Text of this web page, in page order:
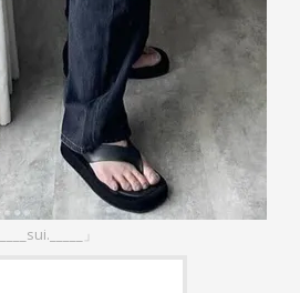
」